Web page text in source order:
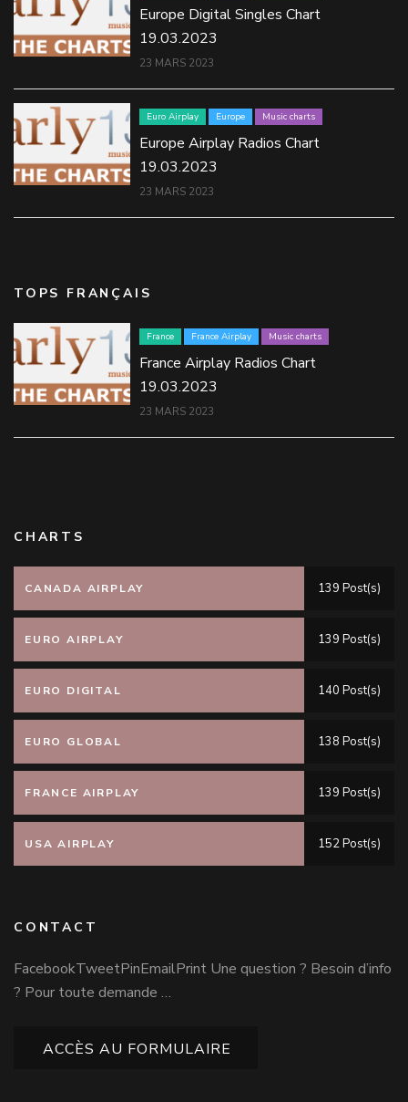
Europe Digital Singles Chart
19.03.2023
23 MARS 2023
Euro Airplay Europe Music charts
Europe Airplay Radios Chart
19.03.2023
23 MARS 2023
TOPS FRANÇAIS
France France Airplay Music charts
France Airplay Radios Chart
19.03.2023
23 MARS 2023
CHARTS
CANADA AIRPLAY 139 Post(s)
EURO AIRPLAY 139 Post(s)
EURO DIGITAL 140 Post(s)
EURO GLOBAL 138 Post(s)
FRANCE AIRPLAY 139 Post(s)
USA AIRPLAY 152 Post(s)
CONTACT
FacebookTweetPinEmailPrint Une question ? Besoin d’info
? Pour toute demande …
ACCÈS AU FORMULAIRE